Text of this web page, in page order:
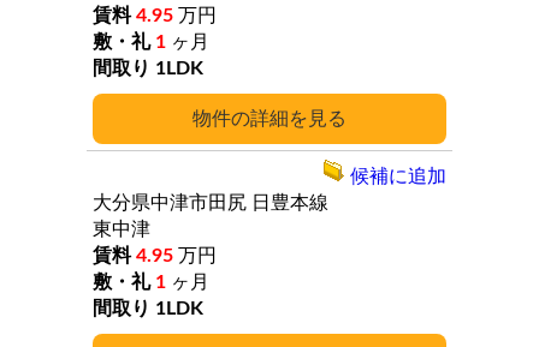
詳細
4.95 万円
1 ヶ月
1LDK
大分県中津市田尻 日豊本線
東中津
4.95 万円
1 ヶ月
1LDK
候補に追加